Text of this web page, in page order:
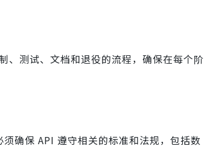
、测试、文档和退役的流程，确保在每个阶
确保 API 遵守相关的标准和法规，包括数